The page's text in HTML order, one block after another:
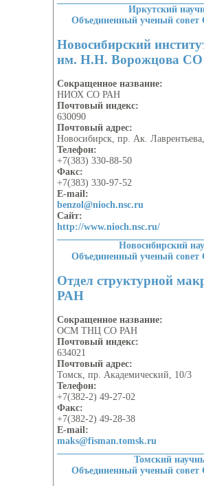
Иркутский
Объединенный ученый
Новосибирский
им. Н.Н. Ворожцова
Сокращенное название:
НИОХ СО РАН
Почтовый индекс:
630090
Почтовый адрес:
Новосибирск, пр. Ак.
Телефон:
+7(383) 330-88-50
Факс:
+7(383) 330-97-52
E-mail:
benzol@nioch.nsc.ru
Сайт:
http://www.nioch.nsc.ru/
Новосибирский
Объединенный ученый
Отдел структурной
РАН
Сокращенное название:
ОСМ ТНЦ СО РАН
Почтовый индекс:
634021
Почтовый адрес:
Томск, пр. Академический, 10/3
Телефон:
+7(382-2) 49-27-02
Факс:
+7(382-2) 49-28-38
E-mail:
maks@fisman.tomsk.ru
Томский
Объединенный ученый